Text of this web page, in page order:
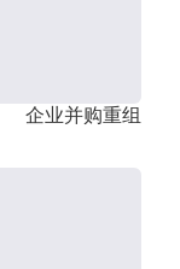
企业并购重组